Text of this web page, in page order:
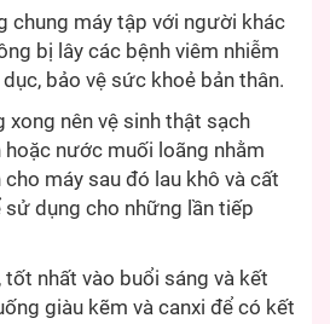
chung máy tập với người khác
bị lây các bệnh viêm nhiễm
bảo vệ sức khoẻ bản thân.
xong nên vệ sinh thật sạch
hoặc nước muối loãng nhằm
cho máy sau đó lau khô và cất
dụng cho những lần tiếp
tốt nhất vào buổi sáng và kết
giàu kẽm và canxi để có kết